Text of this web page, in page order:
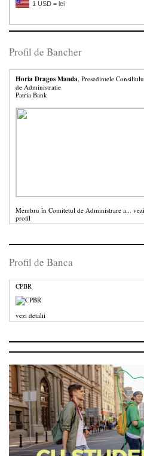
1 USD = lei
Profil de Bancher
Horia Dragos Manda , Presedintele
de Administratie
Patria Bank
Membru în Comitetul de Administrare a... vezi
profil
Profil de Banca
CPBR
vezi detalii